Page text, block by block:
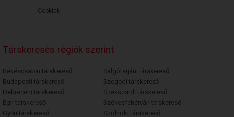
Cookiek
Társkeresés régiók szerint
Békéscsabai társkereső
Budapesti társkereső
Debreceni társkereső
Egri társkereső
Győri társkereső
Salgótarjáni társkereső
Szegedi társkereső
Szekszárdi társkereső
Székesfehérvári társkereső
Szolnoki társkereső